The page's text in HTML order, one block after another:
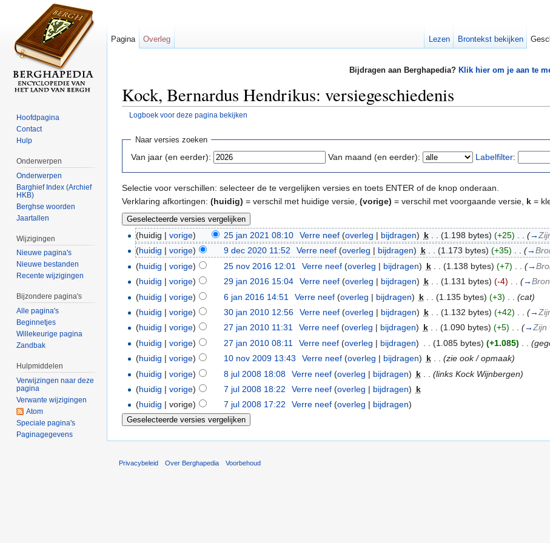
Bijdragen aan Berghapedia? Klik hier om je aan te
Kock, Bernardus Hendrikus: versiegeschiedenis
Logboek voor deze pagina bekijken
Naar versies zoeken
Van jaar (en eerder): Van maand (en eerder): Labelfilter:
Selectie voor verschillen: selecteer de te vergelijken versies en toets ENTER of de knop onderaan.
Verklaring afkortingen: (huidig) = verschil met huidige versie, (vorige) = verschil met voorgaande versie, k =
(huidig |vorige) 25 jan 2021 08:10 Verre neef (overleg | bijdragen) k (1.198 bytes) (+25) (→
(huidig |vorige) 9 dec 2020 11:52 Verre neef (overleg | bijdragen) k . . (1.173 bytes) (+35) . . (→
(huidig |vorige) 25 nov 2016 12:01 Verre neef (overleg | bijdragen) k (1.138 bytes) (+7) (→
(huidig |vorige) 29 jan 2016 15:04 Verre neef (overleg | bijdragen) k (1.131 bytes) (-4) (→
(huidig |vorige) 6 jan 2016 14:51 Verre neef (overleg | bijdragen) k (1.135 bytes) (+3)
(cat)
(huidig |vorige) 30 jan 2010 12:56 Verre neef (overleg | bijdragen) k (1.132 bytes) (+42) (→
(huidig |vorige) 27 jan 2010 11:31 Verre neef (overleg | bijdragen) k . . (1.090 bytes) (+5) . . (→Zijn
(huidig |vorige) 27 jan 2010 08:11 Verre neef (overleg | bijdragen) (1.085 bytes) (+1.085)
(huidig |vorige) 10 nov 2009 13:43 Verre neef (overleg | bijdragen) k
(zie ook / opmaak)
(huidig |vorige) 8 jul 2008 18:08 Verre neef (overleg | bijdragen) k
(links Kock Wijnbergen)
(huidig |vorige) 7 jul 2008 18:22 Verre neef (overleg | bijdragen) k
(huidig | vorige) 7 jul 2008 17:22 Verre neef (overleg | bijdragen)
Pagina Overleg Lezen Brontekst bekijken
Hoofdpagina
Contact
Hulp
Onderwerpen
Onderwerpen
Barghief Index (Archief
HKB)
Berghse woorden
Jaartallen
Wijzigingen
Nieuwe pagina's
Nieuwe bestanden
Recente wijzigingen
Bijzondere pagina's
Alle pagina's
Beginnetjes
Willekeurige pagina
Zandbak
Hulpmiddelen
Verwijzingen naar deze
pagina
Verwante wijzigingen
Atom
Speciale pagina's
Paginagegevens
Privacybeleid Over Berghapedia Voorbehoud